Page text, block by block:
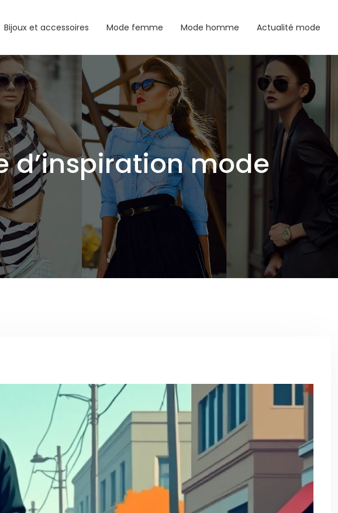
Bijoux et accessoires Mode femme Mode homme Actualité mode
d’inspiration mode